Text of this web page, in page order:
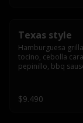
Texas style
Hamburguesa
tocino, cebolla
pepinillo, bbq
$9.490